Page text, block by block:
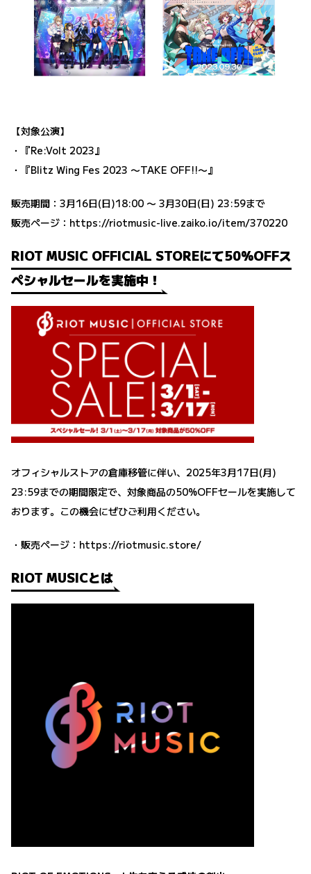
【対象公演】
・『Re:Volt 2023』
・『Blitz Wing Fes 2023 〜TAKE OFF!!〜』
販売期間：3月16日(日)18:00 〜 3月30日(日) 23:59まで
販売ページ： https://riotmusic-live.zaiko.io/item/370220
RIOT MUSIC OFFICIAL STOREにて50%OFFス
ペシャルセールを実施中！
オフィシャルストアの倉庫移管に伴い、2025年3月17日(月)
23:59までの期間限定で、対象商品の50%OFFセールを実施して
おります。この機会にぜひご利用ください。
・販売ページ： https://riotmusic.store/
RIOT MUSICとは